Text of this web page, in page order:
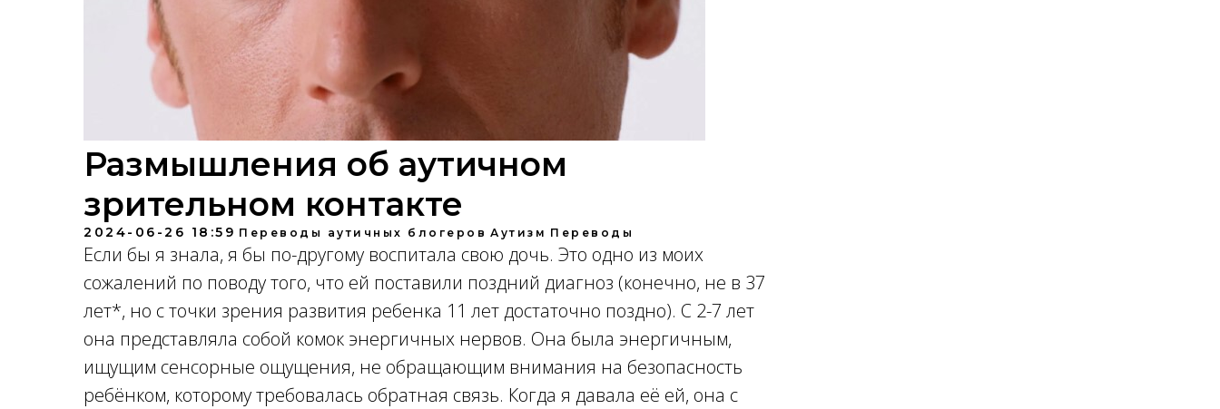
Размышления об аутичном
зрительном контакте
2024-06-26 18:59 Переводы аутичных блогеров Аутизм Переводы
Если бы я знала, я бы по-другому воспитала свою дочь. Это одно из моих
сожалений по поводу того, что ей поставили поздний диагноз (конечно, не в 37
лет*, но с точки зрения развития ребенка 11 лет достаточно поздно). С 2-7 лет
она представляла собой комок энергичных нервов. Она была энергичным,
ищущим сенсорные ощущения, не обращающим внимания на безопасность
ребёнком, которому требовалась обратная связь. Когда я давала её ей, она с